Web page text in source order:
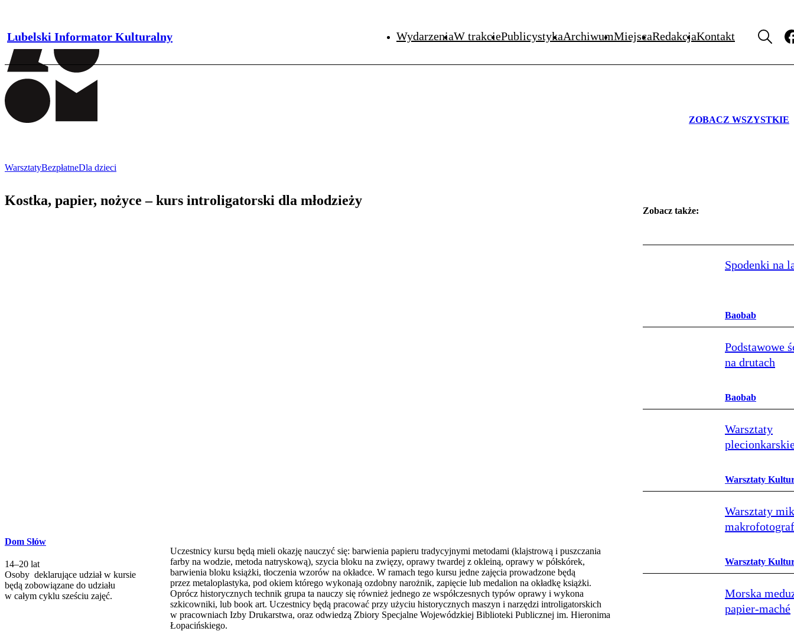
Lubelski Informator Kulturalny WydarzeniaW trakciePublicystykaArchiwumMiejscaRedakcjaKontakt
ZOBACZ WSZYSTKIE
WarsztatyBezpłatneDla dzieci
Kostka, papier, nożyce – kurs introligatorski dla młodzieży
Dom Słów
14–20 lat
Osoby deklarujące udział w kursie
będą zobowiązane do udziału
w całym cyklu sześciu zajęć.
Uczestnicy kursu będą mieli okazję nauczyć się: barwienia papieru tradycyjnymi metodami (klajstrową i puszczania
farby na wodzie, metoda natryskową), szycia bloku na zwięzy, oprawy twardej z okleiną, oprawy w półskórek,
barwienia bloku książki, tłoczenia wzorów na okładce. W ramach tego kursu jedne zajęcia prowadzone będą
przez metaloplastyka, pod okiem którego wykonają ozdobny narożnik, zapięcie lub medalion na okładkę książki.
Oprócz historycznych technik grupa ta nauczy się również jednego ze współczesnych typów oprawy i wykona
szkicowniki, lub book art. Uczestnicy będą pracować przy użyciu historycznych maszyn i narzędzi introligatorskich
w pracowniach Izby Drukarstwa, oraz odwiedzą Zbiory Specjalne Wojewódzkiej Biblioteki Publicznej im. Hieronima
Łopacińskiego.
Zobacz także:
Spodenki na
Baobab
Podstawowe
na drutach
Baobab
Warsztaty
Warsztaty
Warsztaty
Warsztaty
Morska
papier‑maché